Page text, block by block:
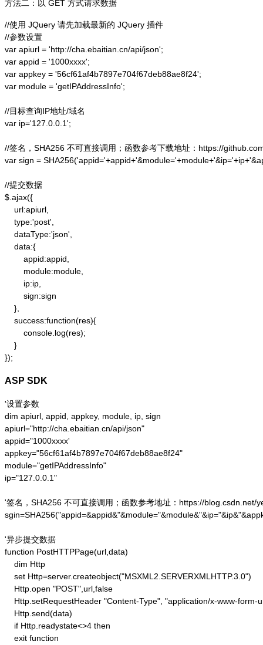
方法二：以 GET 方式请求数据
//使用 JQuery 请先加载最新的 JQuery 插件
//参数设置
var apiurl = 'http://cha.ebaitian.cn/api/json';
var appid = '1000xxxx';
var appkey = '56cf61af4b7897e704f67deb88ae8f24';
var module = 'getIPAddressInfo';
//目标查询IP地址/域名
var ip='127.0.0.1';
//签名，SHA256 不可直接调用；函数参考下载地址：https://
var sign =
//提交数据
$.ajax({
    url:apiurl,
    type:'post',
    dataType:'json',
    data:{
        appid:appid,
        module:module,
        ip:ip,
        sign:sign
    },
    success:function(res){
        console.log(res);
    }
});
ASP SDK
'设置参数
dim apiurl, appid, appkey, module, ip, sign
apiurl="http://cha.ebaitian.cn/api/json"
appid="1000xxxx'
appkey="56cf61af4b7897e704f67deb88ae8f24"
module="getIPAddressInfo"
ip="127.0.0.1"
'签名，SHA256 不可直接调用；函数参考地址：https://blog.csdn.net/
'异步提交数据
function PostHTTPPage(url,data)
    dim Http
    set Http=server.createobject("MSXML2.SERVERXMLHTTP.3.0")
    Http.open "POST",url,false
Http.setRequestHeader "Content-Type", "application/x-www-form-
    Http.send(data)
    if Http.readystate<>4 then
    exit function